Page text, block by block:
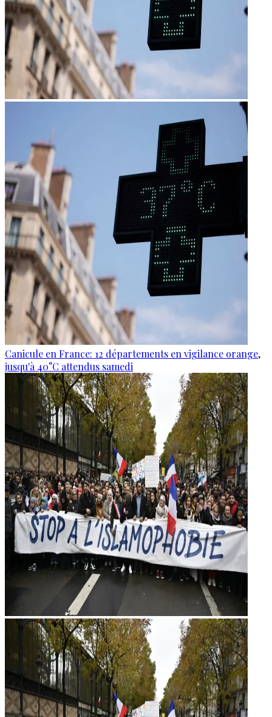
Canicule en France: 12 départements en vigilance orange,
jusqu'à 40°C attendus samedi